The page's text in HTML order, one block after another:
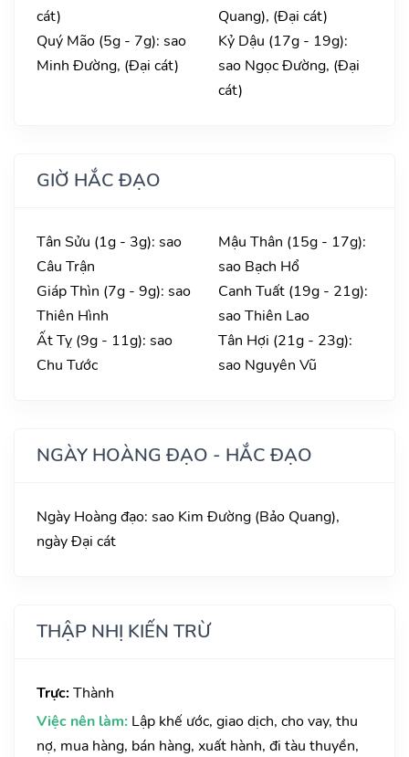
cát)
Quý Mão (5g - 7g): sao
Minh Đường, (Đại cát)
Quang), (Đại cát)
Kỷ Dậu (17g - 19g):
sao Ngọc Đường, (Đại
cát)
GIỜ HẮC ĐẠO
Tân Sửu (1g - 3g): sao
Câu Trận
Giáp Thìn (7g - 9g): sao
Thiên Hình
Ất Tỵ (9g - 11g): sao
Chu Tước
Mậu Thân (15g - 17g):
sao Bạch Hổ
Canh Tuất (19g - 21g):
sao Thiên Lao
Tân Hợi (21g - 23g):
sao Nguyên Vũ
NGÀY HOÀNG ĐẠO - HẮC ĐẠO
Ngày Hoàng đạo: sao Kim Đường (Bảo Quang),
ngày Đại cát
THẬP NHỊ KIẾN TRỪ
Trực: Thành
Việc nên làm: Lập khế ước, giao dịch, cho vay, thu
nợ, mua hàng, bán hàng, xuất hành, đi tàu thuyền,